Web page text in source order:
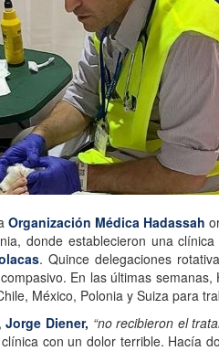
Organización Médica Hadassah
donde establecieron una
. Quince delegaciones
En las últimas
México, Polonia y Suiza para
Jorge Diener, “no recibieron el
con un dolor terrible. Hacía